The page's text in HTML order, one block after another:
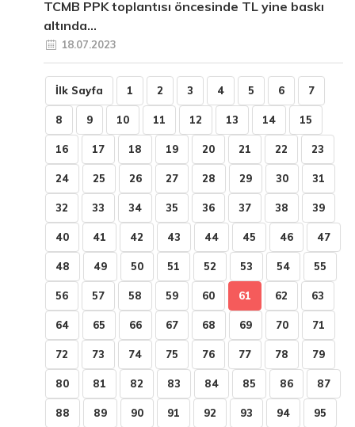
TCMB PPK toplantısı öncesinde TL yine baskı
altında...
18.07.2023
İlk Sayfa 1 2 3 4 5 6 7
8 9 10 11 12 13 14 15
16 17 18 19 20 21 22 23
24 25 26 27 28 29 30 31
32 33 34 35 36 37 38 39
40 41 42 43 44 45 46 47
48 49 50 51 52 53 54 55
56 57 58 59 60 61 62 63
64 65 66 67 68 69 70 71
72 73 74 75 76 77 78 79
80 81 82 83 84 85 86 87
88 89 90 91 92 93 94 95